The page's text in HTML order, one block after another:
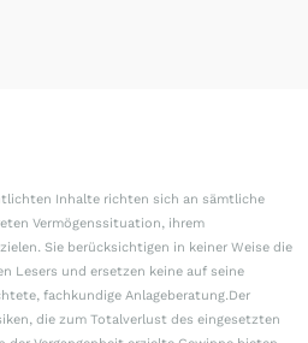
Inhalte richten sich an sämtliche
Vermögenssituation, ihrem
Sie berücksichtigen in keiner Weise die
Lesers und ersetzen keine auf seine
fachkundige Anlageberatung.Der
die zum Totalverlust des eingesetzten